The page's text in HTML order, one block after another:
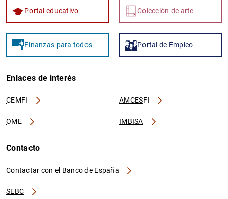
Portal educativo Colección de arte
Finanzas para todos Portal de Empleo
Enlaces de interés
CEMFI AMCESFI
OME IMBISA
Contacto
Contactar con el Banco de España
SEBC